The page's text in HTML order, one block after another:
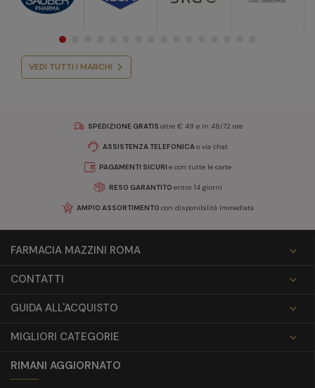
VEDI TUTTI I MARCHI
SPEDIZIONE GRATIS oltre € 49 e in 48/72 ore
ASSISTENZA TELEFONICAo via chat
PAGAMENTI SICURI e con tutte le carte
RESO GARANTITO entro 14 giorni
AMPIO ASSORTIMENTO con disponibilità immediata
FARMACIA MAZZINI ROMA

CONTATTI

GUIDA ALL'ACQUISTO

MIGLIORI CATEGORIE

RIMANI AGGIORNATO